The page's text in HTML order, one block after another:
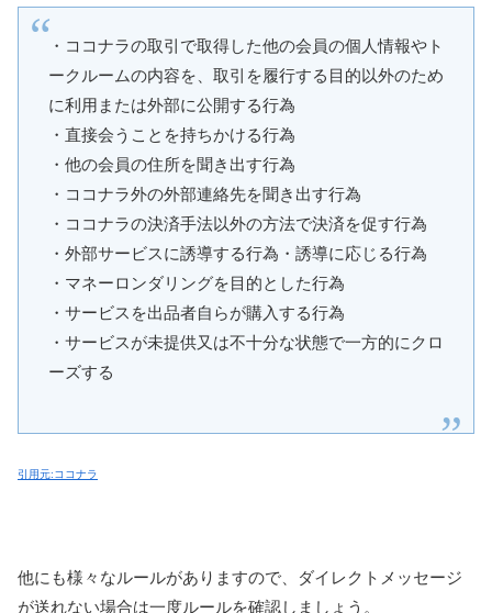
・ココナラの取引で取得した他の会員の個人情報やト
ークルームの内容を、取引を履行する目的以外のため
に利用または外部に公開する行為
・直接会うことを持ちかける行為
・他の会員の住所を聞き出す行為
・ココナラ外の外部連絡先を聞き出す行為
・ココナラの決済手法以外の方法で決済を促す行為
・外部サービスに誘導する行為・誘導に応じる行為
・マネーロンダリングを目的とした行為
・サービスを出品者自らが購入する行為
・サービスが未提供又は不十分な状態で一方的にクロ
ーズする
引用元:ココナラ
他にも様々なルールがありますので、ダイレクトメッセージ
が送れない場合は一度ルールを確認しましょう。